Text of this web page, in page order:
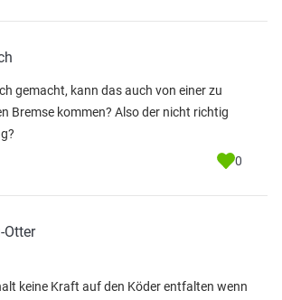
gemacht, kann das auch von einer zu
Bremse kommen? Also der nicht richtig
0
Otter
keine Kraft auf den Köder entfalten wenn